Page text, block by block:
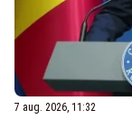
7 aug. 2026, 11:32